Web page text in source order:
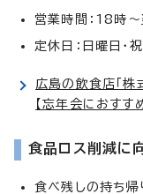
営業時間：18時
定休日：日曜日・祝
広島の飲食店「株
【忘年会におすすめ
食品ロス削減に
食べ残しの持ち帰